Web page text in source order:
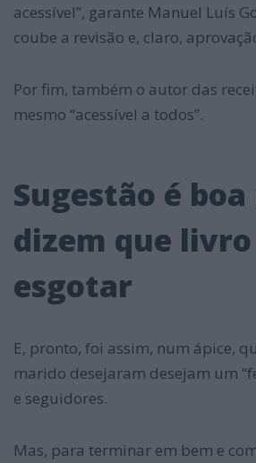
acessível”, garante Manuel Luís
coube a revisão e, claro,
Por fim, também o autor das
mesmo “acessível a todos”.
Sugestão é
dizem que
esgotar
E, pronto, foi assim, num ápice,
marido desejaram desejam um
e seguidores.
Mas, para terminar em bem e